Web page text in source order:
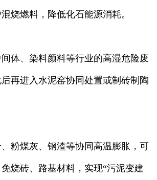
烧燃料，降低化石能源消耗。
体、染料颜料等行业的高湿危险废
再进入水泥窑协同处置或制砖制陶
粉煤灰、钢渣等协同高温膨胀，可
烧砖、路基材料，实现“污泥变建